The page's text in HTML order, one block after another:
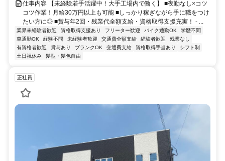
仕事内容 【未経験若手活躍中！大手工場内で働く】 ■夜勤なし×コツ
コツ作業！月給30万円以上も可能 ■しっかり稼ぎながら手に職をつけ
たい方に◎ ■賞与年2回・残業代全額支給・資格取得支援充実！ - ...
業界未経験者歓迎 資格取得支援あり フリーター歓迎 バイク通勤OK
学歴不問
車通勤OK
経験不問 未経験者歓迎 交通費全額支給 経験者歓迎
残業なし
有資格者歓迎
賞与あり ブランクOK 交通費支給 資格取得手当あり
シフト制
土日祝休み
髪型・髪色自由
正社員